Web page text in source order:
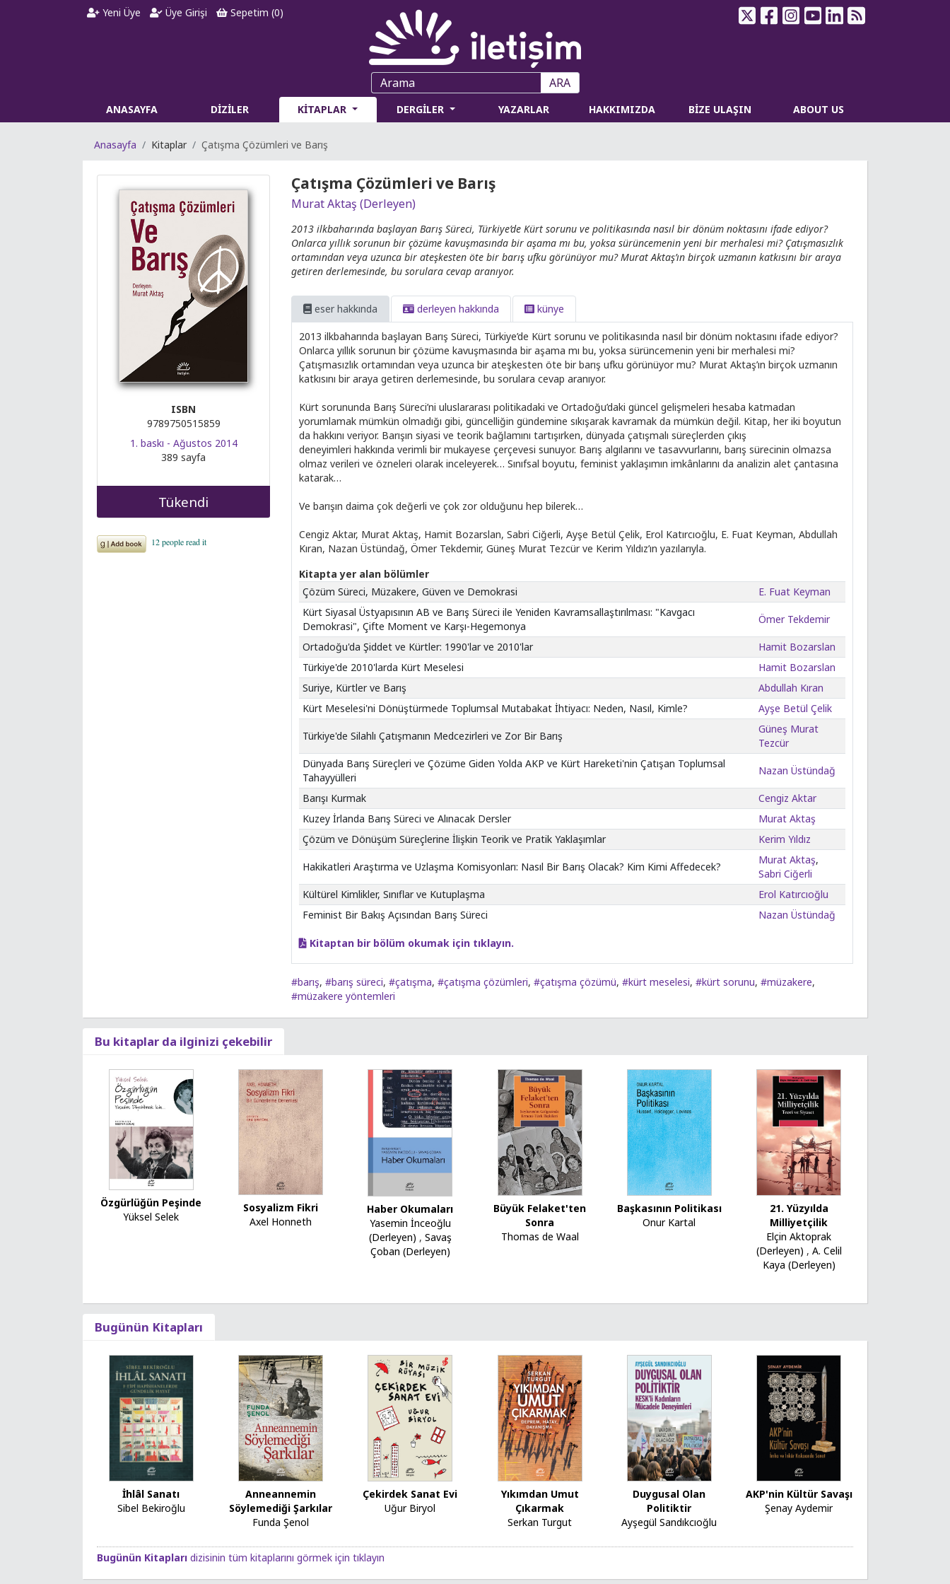
Yeni Üye Üye Girişi Sepetim (0)
ARA
ANASAYFA DİZİLER KİTAPLAR DERGİLER YAZARLAR HAKKIMIZDA BİZE ULAŞIN ABOUT US
Anasayfa Kitaplar Çatışma Çözümleri ve Barış
ISBN
9789750515859
1. baskı - Ağustos 2014
389 sayfa
Tükendi
Çatışma Çözümleri ve Barış
Murat Aktaş (Derleyen)
2013 ilkbaharında başlayan Barış Süreci, Türkiye’de Kürt sorunu ve politikasında nasıl bir dönüm noktasını ifade ediyor?
Onlarca yıllık sorunun bir çözüme kavuşmasında bir aşama mı bu, yoksa sürüncemenin yeni bir merhalesi mi? Çatışmasızlık
ortamından veya uzunca bir ateşkesten öte bir barış ufku görünüyor mu? Murat Aktaş’ın birçok uzmanın katkısını bir araya
getiren derlemesinde, bu sorulara cevap aranıyor.
eser hakkında derleyen hakkında künye
2013 ilkbaharında başlayan Barış Süreci, Türkiye’de Kürt sorunu ve politikasında nasıl bir dönüm noktasını ifade ediyor?
Onlarca yıllık sorunun bir çözüme kavuşmasında bir aşama mı bu, yoksa sürüncemenin yeni bir merhalesi mi?
Çatışmasızlık ortamından veya uzunca bir ateşkesten öte bir barış ufku görünüyor mu? Murat Aktaş’ın birçok uzmanın
katkısını bir araya getiren derlemesinde, bu sorulara cevap aranıyor.
Kürt sorununda Barış Süreci’ni uluslararası politikadaki ve Ortadoğu’daki güncel gelişmeleri hesaba katmadan
yorumlamak mümkün olmadığı gibi, güncelliğin gündemine sıkışarak kavramak da mümkün değil. Kitap, her iki boyutun
da hakkını veriyor. Barışın siyasi ve teorik bağlamını tartışırken, dünyada çatışmalı süreçlerden çıkış
deneyimleri hakkında verimli bir mukayese çerçevesi sunuyor. Barış algılarını ve tasavvurlarını, barış sürecinin olmazsa
olmaz verileri ve özneleri olarak inceleyerek… Sınıfsal boyutu, feminist yaklaşımın imkânlarını da analizin alet çantasına
katarak…
Ve barışın daima çok değerli ve çok zor olduğunu hep bilerek…
Cengiz Aktar, Murat Aktaş, Hamit Bozarslan, Sabri Ciğerli, Ayşe Betül Çelik, Erol Katırcıoğlu, E. Fuat Keyman, Abdullah
Kıran, Nazan Üstündağ, Ömer Tekdemir, Güneş Murat Tezcür ve Kerim Yıldız’ın yazılarıyla.
Kitapta yer alan bölümler
Çözüm Süreci, Müzakere, Güven ve Demokrasi
E. Fuat Keyman
Kürt Siyasal Üstyapısının AB ve Barış Süreci ile Yeniden Kavramsallaştırılması: "Kavgacı
Demokrasi", Çifte Moment ve Karşı-Hegemonya
Ömer Tekdemir
Ortadoğu'da Şiddet ve Kürtler: 1990'lar ve 2010'lar
Hamit Bozarslan
Türkiye'de 2010'larda Kürt Meselesi
Hamit Bozarslan
Suriye, Kürtler ve Barış
Abdullah Kıran
Kürt Meselesi'ni Dönüştürmede Toplumsal Mutabakat İhtiyacı: Neden, Nasıl, Kimle?
Ayşe Betül Çelik
Türkiye'de Silahlı Çatışmanın Medcezirleri ve Zor Bir Barış
Güneş Murat
Tezcür
Dünyada Barış Süreçleri ve Çözüme Giden Yolda AKP ve Kürt Hareketi'nin Çatışan Toplumsal
Tahayyülleri
Nazan Üstündağ
Barışı Kurmak
Cengiz Aktar
Kuzey İrlanda Barış Süreci ve Alınacak Dersler
Murat Aktaş
Çözüm ve Dönüşüm Süreçlerine İlişkin Teorik ve Pratik Yaklaşımlar
Kerim Yıldız
Hakikatleri Araştırma ve Uzlaşma Komisyonları: Nasıl Bir Barış Olacak? Kim Kimi Affedecek?
Murat Aktaş,
Sabri Ciğerli
Kültürel Kimlikler, Sınıflar ve Kutuplaşma
Erol Katırcıoğlu
Feminist Bir Bakış Açısından Barış Süreci
Nazan Üstündağ
Kitaptan bir bölüm okumak için tıklayın.
#barış, #barış süreci, #çatışma, #çatışma çözümleri, #çatışma çözümü, #kürt meselesi, #kürt sorunu, #müzakere,
#müzakere yöntemleri
Bu kitaplar da ilginizi çekebilir
Özgürlüğün Peşinde
Yüksel Selek
Sosyalizm Fikri
Axel Honneth
Haber Okumaları
Yasemin İnceoğlu
(Derleyen) , Savaş
Çoban (Derleyen)
Büyük Felaket'ten
Sonra
Thomas de Waal
Başkasının Politikası
Onur Kartal
21. Yüzyılda
Milliyetçilik
Elçin Aktoprak
(Derleyen) , A. Celil
Kaya (Derleyen)
Bugünün Kitapları
İhlâl Sanatı
Sibel Bekiroğlu
Anneannemin
Söylemediği Şarkılar
Funda Şenol
Çekirdek Sanat Evi
Uğur Biryol
Yıkımdan Umut
Çıkarmak
Serkan Turgut
Duygusal Olan
Politiktir
Ayşegül Sandıkcıoğlu
AKP'nin Kültür Savaşı
Şenay Aydemir
Bugünün Kitapları dizisinin tüm kitaplarını görmek için tıklayın